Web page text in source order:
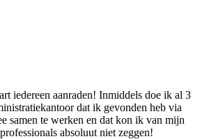
iedereen aanraden! Inmiddels doe ik al 3
dat ik gevonden heb via
samen te werken en dat kon ik van mijn
absoluut niet zeggen!